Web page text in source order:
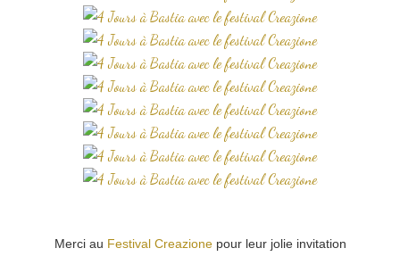
Merci au Festival Creazione pour leur jolie invitation